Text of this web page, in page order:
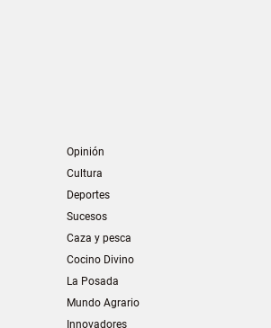
Opinión
Cultura
Deportes
Sucesos
Caza y pesca
Cocino Divino
La Posada
Mundo Agrario
Innovadores